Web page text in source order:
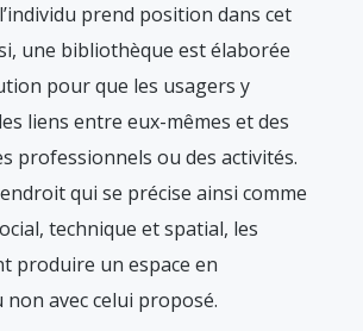
prend position dans cet
une bibliothèque est élaborée
pour que les usagers y
liens entre eux-mêmes et des
professionnels ou des activités.
qui se précise ainsi comme
technique et spatial, les
produire un espace en
avec celui proposé.